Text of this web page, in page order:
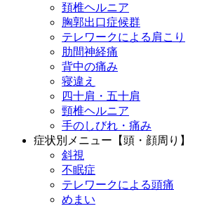
頚椎ヘルニア
胸郭出口症候群
テレワークによる肩こり
肋間神経痛
背中の痛み
寝違え
四十肩・五十肩
頸椎ヘルニア
手のしびれ・痛み
症状別メニュー【頭・顔周り】
斜視
不眠症
テレワークによる頭痛
めまい